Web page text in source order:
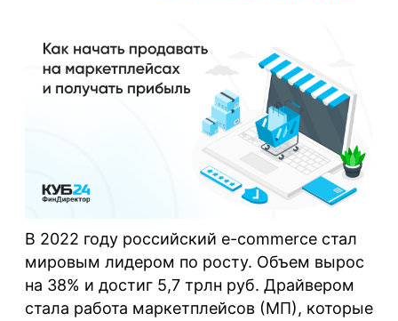
В 2022 году российский e-commerce стал
мировым лидером по росту. Объем вырос
на 38% и достиг 5,7 трлн руб. Драйвером
стала работа маркетплейсов (МП), которые